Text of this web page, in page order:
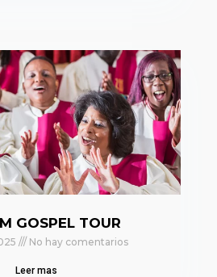
GOSPEL TOUR
No hay comentarios
Leer mas